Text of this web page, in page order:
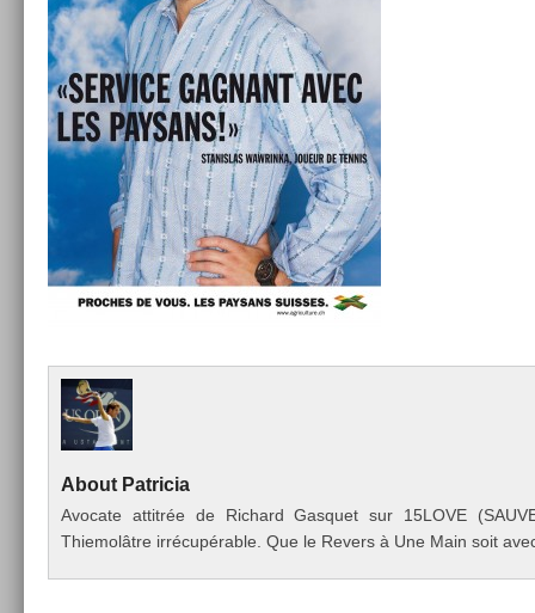
About Pat­ricia
Avocate at­titrée de Ric­hard Gas­quet sur 15LOVE
Thiemolâtre irrécupérable. Que le Re­v­ers à Une Main soit